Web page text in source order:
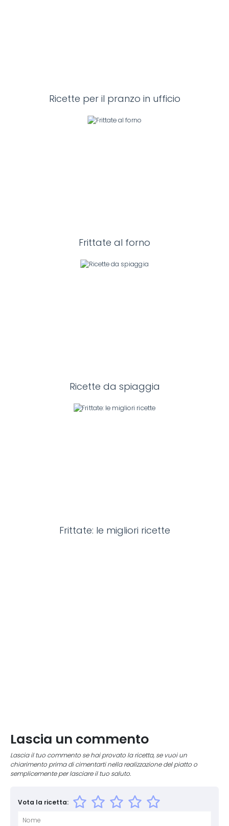
Ricette per il pranzo in ufficio
Frittate al forno
Ricette da spiaggia
Frittate: le migliori ricette
Lascia un commento
Lascia il tuo commento se hai provato la ricetta, se vuoi un
chiarimento prima di cimentarti nella realizzazione del piatto o
semplicemente per lasciare il tuo saluto.
Vota la ricetta: